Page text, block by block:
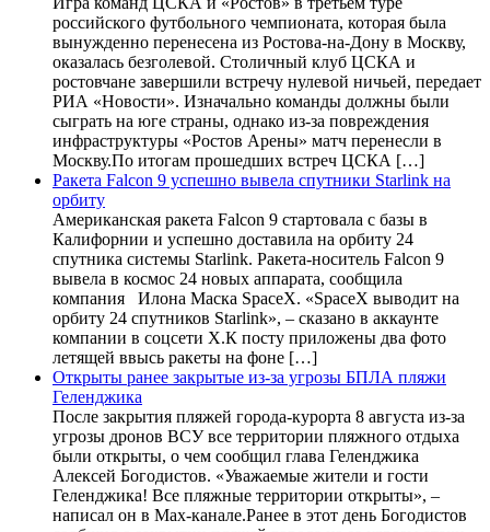
российского футбольного чемпионата, которая была
вынужденно перенесена из Ростова-на-Дону в Москву,
оказалась безголевой. Столичный клуб ЦСКА и
ростовчане завершили встречу нулевой ничьей, передает
РИА «Новости». Изначально команды должны были
сыграть на юге страны, однако из-за повреждения
инфраструктуры «Ростов Арены» матч перенесли в
Москву.По итогам прошедших встреч ЦСКА […]
Ракета Falcon 9 успешно вывела спутники Starlink на
орбиту
Американская ракета Falcon 9 стартовала с базы в
Калифорнии и успешно доставила на орбиту 24
спутника системы Starlink. Ракета-носитель Falcon 9
вывела в космос 24 новых аппарата, сообщила
компания Илона Маска SpaceX. «SpaceX выводит на
орбиту 24 спутников Starlink», – сказано в аккаунте
компании в соцсети X.К посту приложены два фото
летящей ввысь ракеты на фоне […]
Открыты ранее закрытые из-за угрозы БПЛА пляжи
Геленджика
После закрытия пляжей города-курорта 8 августа из-за
угрозы дронов ВСУ все территории пляжного отдыха
были открыты, о чем сообщил глава Геленджика
Алексей Богодистов. «Уважаемые жители и гости
Геленджика! Все пляжные территории открыты», –
написал он в Max-канале.Ранее в этот день Богодистов